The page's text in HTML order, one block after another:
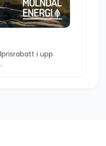
i upp